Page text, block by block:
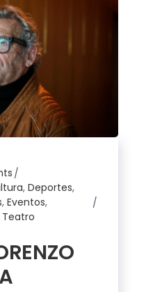
,Deportes,
,Eventos,
Teatro